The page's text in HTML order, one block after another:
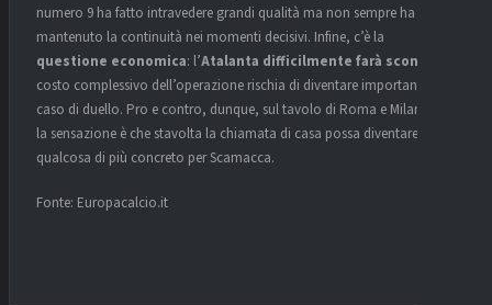
numero 9 ha fatto intravedere grandi qualità ma non sempre ha
mantenuto la continuità nei momenti decisivi. Infine, c’è la
questione economica: l’Atalanta difficilmente farà sconti
costo complessivo dell’operazione rischia di diventare importante in
caso di duello. Pro e contro, dunque, sul tavolo di Roma e Milan ma
la sensazione è che stavolta la chiamata di casa possa diventare
qualcosa di più concreto per Scamacca.
Fonte: Europacalcio.it